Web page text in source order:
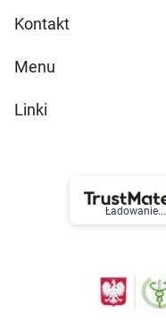
Kontakt
Menu
Linki
Ładowanie...